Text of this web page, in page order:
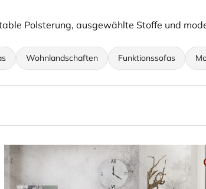
Polsterung, ausgewählte Stoffe und
Wohnlandschaften Funktionssofas